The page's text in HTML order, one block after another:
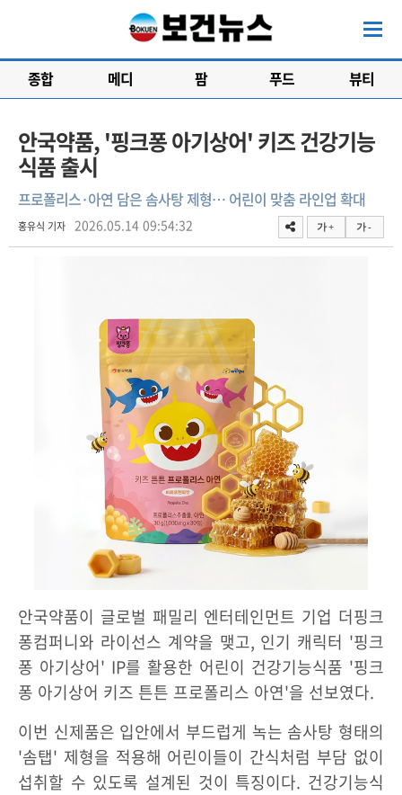
종합 메디 팜 푸드 뷰티
안국약품, '핑크퐁 아기상어' 키즈 건강기능
식품 출시
프로폴리스·아연 담은 솜사탕 제형… 어린이 맞춤 라인업 확대
홍유식 기자 2026.05.14 09:54:32 가 + 가 -
안국약품이 글로벌 패밀리 엔터테인먼트 기업 더핑크
퐁컴퍼니와 라이선스 계약을 맺고, 인기 캐릭터 '핑크
퐁 아기상어' IP를 활용한 어린이 건강기능식품 '핑크
퐁 아기상어 키즈 튼튼 프로폴리스 아연'을 선보였다.
이번 신제품은 입안에서 부드럽게 녹는 솜사탕 형태의
'솜탭' 제형을 적용해 어린이들이 간식처럼 부담 없이
섭취할 수 있도록 설계된 것이 특징이다. 건강기능식